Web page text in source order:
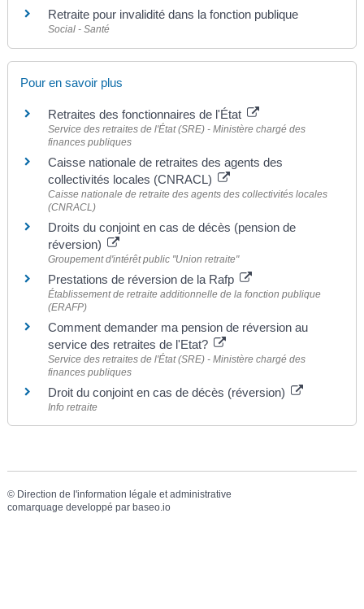
Retraite pour invalidité dans la fonction publique
Social - Santé
Pour en savoir plus
Retraites des fonctionnaires de l'État
Service des retraites de l'État (SRE) - Ministère chargé des
finances publiques
Caisse nationale de retraites des agents des
collectivités locales (CNRACL)
Caisse nationale de retraite des agents des collectivités locales
(CNRACL)
Droits du conjoint en cas de décès (pension de
réversion)
Groupement d'intérêt public "Union retraite"
Prestations de réversion de la Rafp
Établissement de retraite additionnelle de la fonction publique
(ERAFP)
Comment demander ma pension de réversion au
service des retraites de l'Etat?
Service des retraites de l'État (SRE) - Ministère chargé des
finances publiques
Droit du conjoint en cas de décès (réversion)
Info retraite
© Direction de l'information légale et administrative
comarquage developpé par baseo.io